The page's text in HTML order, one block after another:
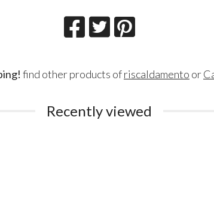
find other products ofriscaldamento or
Recently viewed